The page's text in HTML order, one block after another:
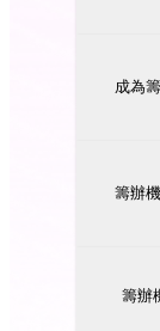
成為
籌辦
籌辦